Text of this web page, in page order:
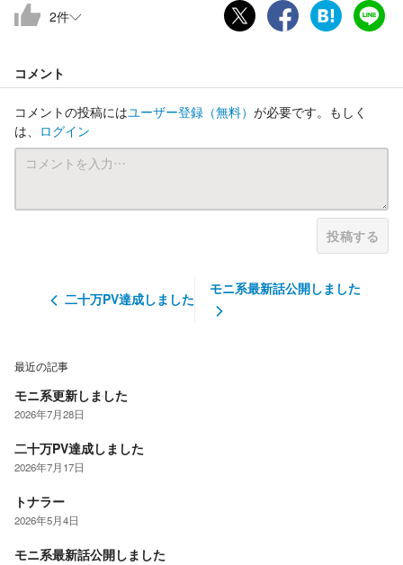
2件
コメント
コメントの投稿にはユーザー登録 （無料） が必要です。もしく
は、 ログイン
投稿する
二十万PV達成しました
モニ系最新話公開しました
最近の記事
モニ系更新しました
2026年7月28日
二十万PV達成しました
2026年7月17日
トナラー
2026年5月4日
モニ系最新話公開しました